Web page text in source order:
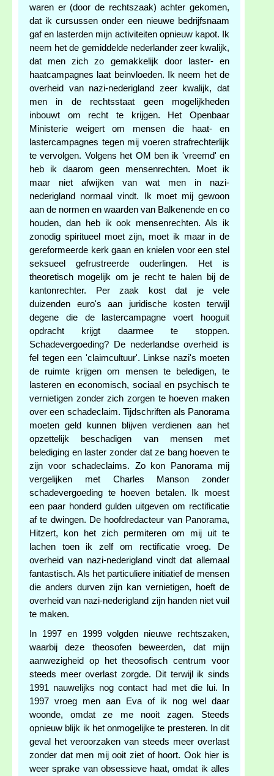
waren er (door de rechtszaak) achter gekomen,
dat ik cursussen onder een nieuwe bedrijfsnaam
gaf en lasterden mijn activiteiten opnieuw kapot. Ik
neem het de gemiddelde nederlander zeer kwalijk,
dat men zich zo gemakkelijk door laster- en
haatcampagnes laat beinvloeden. Ik neem het de
overheid van nazi-nederigland zeer kwalijk, dat
men in de rechtsstaat geen mogelijkheden
inbouwt om recht te krijgen. Het Openbaar
Ministerie weigert om mensen die haat- en
lastercampagnes tegen mij voeren strafrechterlijk
te vervolgen. Volgens het OM ben ik 'vreemd' en
heb ik daarom geen mensenrechten. Moet ik
maar niet afwijken van wat men in nazi-
nederigland normaal vindt. Ik moet mij gewoon
aan de normen en waarden van Balkenende en co
houden, dan heb ik ook mensenrechten. Als ik
zonodig spiritueel moet zijn, moet ik maar in de
gereformeerde kerk gaan en knielen voor een stel
seksueel gefrustreerde ouderlingen. Het is
theoretisch mogelijk om je recht te halen bij de
kantonrechter. Per zaak kost dat je vele
duizenden euro's aan juridische kosten terwijl
degene die de lastercampagne voert hooguit
opdracht krijgt daarmee te stoppen.
Schadevergoeding? De nederlandse overheid is
fel tegen een 'claimcultuur'. Linkse nazi's moeten
de ruimte krijgen om mensen te beledigen, te
lasteren en economisch, sociaal en psychisch te
vernietigen zonder zich zorgen te hoeven maken
over een schadeclaim. Tijdschriften als Panorama
moeten geld kunnen blijven verdienen aan het
opzettelijk beschadigen van mensen met
belediging en laster zonder dat ze bang hoeven te
zijn voor schadeclaims. Zo kon Panorama mij
vergelijken met Charles Manson zonder
schadevergoeding te hoeven betalen. Ik moest
een paar honderd gulden uitgeven om rectificatie
af te dwingen. De hoofdredacteur van Panorama,
Hitzert, kon het zich permiteren om mij uit te
lachen toen ik zelf om rectificatie vroeg. De
overheid van nazi-nederigland vindt dat allemaal
fantastisch. Als het particuliere initiatief de mensen
die anders durven zijn kan vernietigen, hoeft de
overheid van nazi-nederigland zijn handen niet vuil
te maken.
In 1997 en 1999 volgden nieuwe rechtszaken,
waarbij deze theosofen beweerden, dat mijn
aanwezigheid op het theosofisch centrum voor
steeds meer overlast zorgde. Dit terwijl ik sinds
1991 nauwelijks nog contact had met die lui. In
1997 vroeg men aan Eva of ik nog wel daar
woonde, omdat ze me nooit zagen. Steeds
opnieuw blijk ik het onmogelijke te presteren. In dit
geval het veroorzaken van steeds meer overlast
zonder dat men mij ooit ziet of hoort. Ook hier is
weer sprake van obsessieve haat, omdat ik alles